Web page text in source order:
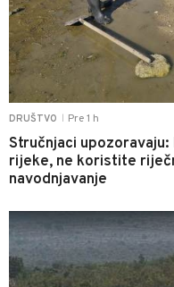
DRUŠTVO Pre 1 h
Stručnjaci
rijeke, ne koristite
navodnjavanje